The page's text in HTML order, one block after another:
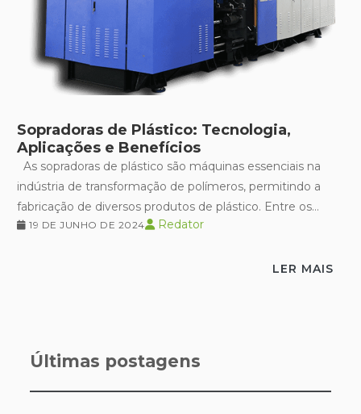
Sopradoras de Plástico: Tecnologia,
Aplicações e Benefícios
As sopradoras de plástico são máquinas essenciais na
indústria de transformação de polímeros, permitindo a
fabricação de diversos produtos de plástico. Entre os
principais itens...
19 DE JUNHO DE 2024 Redator
LER MAIS
Últimas postagens